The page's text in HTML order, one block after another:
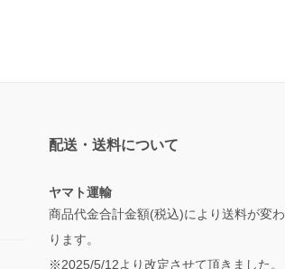
配送・送料について
ヤマト運輸
商品代金合計金額(税込)により送料が変わ
ります。
※2025/5/12より改定させて頂きました。